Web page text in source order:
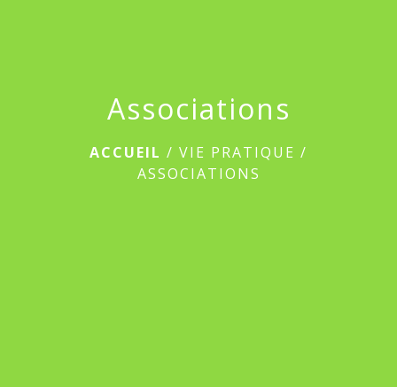
Associations
ACCUEIL / VIE PRATIQUE /
ASSOCIATIONS